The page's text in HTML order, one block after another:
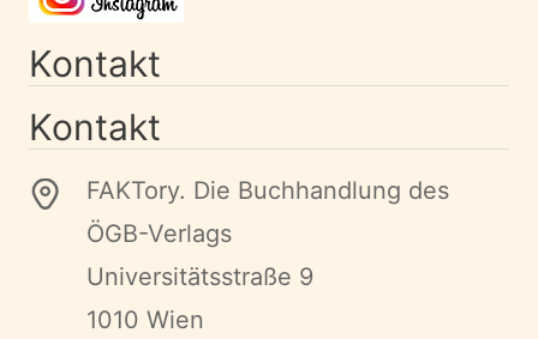
Kontakt
Kontakt
FAKTory. Die Buchhandlung des
ÖGB-Verlags
Universitätsstraße 9
1010 Wien